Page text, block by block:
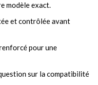
modèle exact.
et contrôlée avant
pour une
sur la compatibilité